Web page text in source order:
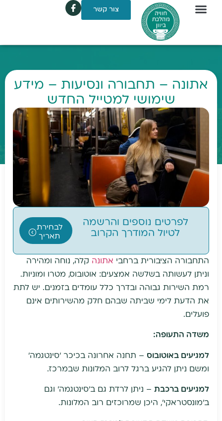
צור קשר
אתונה – תחבורה ונסיעות – מידע
שימושי למטייל החדש
לפרטים נוספים והרשמה
לטיול המודרך הקרוב
לבחירת
תאריך
התחבורה הציבורית ברחבי אתונה קלה, נוחה ומהירה
וניתן לעשותה בשלשה אמצעים: אוטובוס, מטרו ומוניות.
רמת השירות גבוהה ובדרך כלל עומדים בזמנים. יש לתת
את הדעת לימי שביתה שבהם חלק מהשירותים אינם
פועלים.
משדה התעופה:
למגיעים באוטובוס – תחנה אחרונה בכיכר 'סינטגמה'
ומשם ניתן להגיע ברגל לרוב המלונות שבמרכז.
למגיעים ברכבת – ניתן לרדת גם ב'סינטגמה' וגם
ב'מונסטראקי', היכן שמרוכזים רוב המלונות.